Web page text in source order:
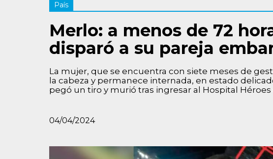
País
Merlo: a menos de 72
disparó a su pareja
La mujer, que se encuentra con siete meses de
la cabeza y permanece internada, en estado
pegó un tiro y murió tras ingresar al Hospital Héroes
04/04/2024